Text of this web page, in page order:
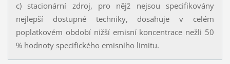
c) stacionární zdroj, pro nějž nejsou specifikovány
nejlepší dostupné techniky, dosahuje v celém
poplatkovém období nižší emisní koncentrace nežli 50
% hodnoty specifického emisního limitu.